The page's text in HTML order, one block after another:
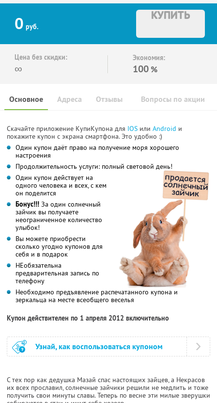
0 руб.
КУПИТЬ
Цена без скидки:
∞
Экономия:
100 %
Основное Отзывы Вопросы по акции
Адреса
Скачайте приложение КупиКупона для IOS или Android и
покажите купон с экрана смартфона. Это удобно :)
Один купон даёт право на получение моря хорошего
настроения
Продолжительность услуги: полный световой день!
Один купон действует на
одного человека и всех, с кем
он поделится
Бонус!!! За один солнечный
зайчик вы получаете
неограниченное количество
улыбок!
Вы можете приобрести
сколько угодно купонов для
себя и в подарок
НЕобязательна
предварительная запись по
телефону
Необходимо предъявление распечатанного купона и
зеркальца на месте всеобщего веселья
Купон действителен по 1 апреля 2012 включительно
Узнай, как воспользоваться купоном
С тех пор как дедушка Мазай спас настоящих зайцев, а Некрасов
их всех прославил, солнечные зайчики решили не медлить и тоже
получить свои минуты славы. Теперь по весне эти милые зверушки